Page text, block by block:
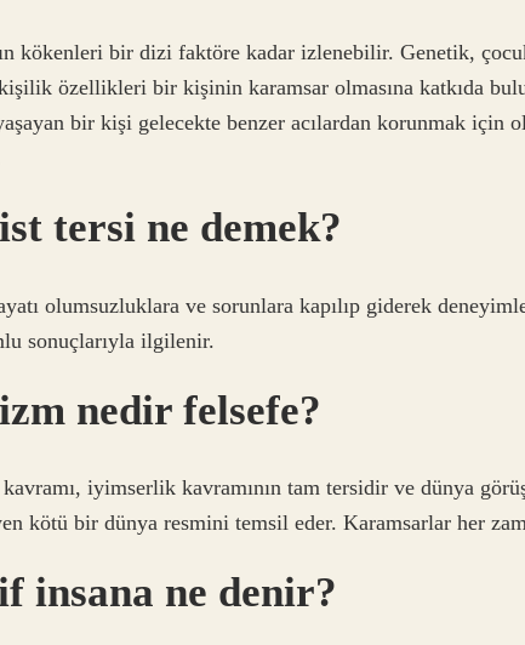
kökenleri bir dizi faktöre kadar izlenebilir. Genetik,
özellikleri bir kişinin karamsar olmasına katkıda
bir kişi gelecekte benzer acılardan korunmak için
tersi ne demek?
olumsuzluklara ve sorunlara kapılıp giderek
sonuçlarıyla ilgilenir.
nedir felsefe?
iyimserlik kavramının tam tersidir ve dünya
kötü bir dünya resmini temsil eder. Karamsarlar her
insana ne denir?